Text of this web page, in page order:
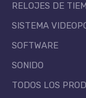
RELOJES DE
SISTEMA
SOFTWARE
SONIDO
TODOS LOS